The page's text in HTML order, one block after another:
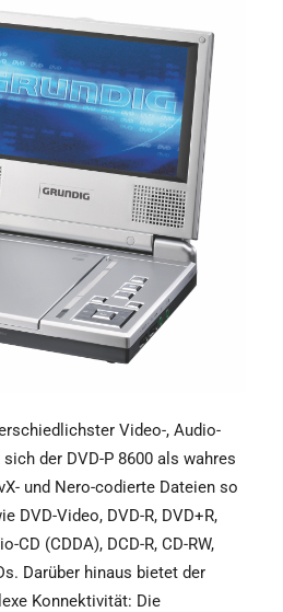
Video-, Audio-
der DVD-P 8600 als wahres
und Nero-codierte Dateien so
DVD-Video, DVD-R, DVD+R,
CD (CDDA), DCD-R, CD-RW,
Darüber hinaus bietet der
Konnektivität: Die